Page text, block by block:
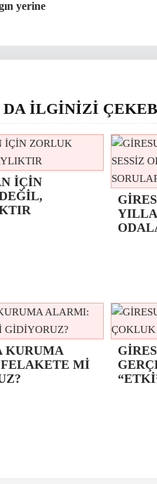
yerine
DA İLGİNİZİ
İÇİN
KURUMA
Mİ